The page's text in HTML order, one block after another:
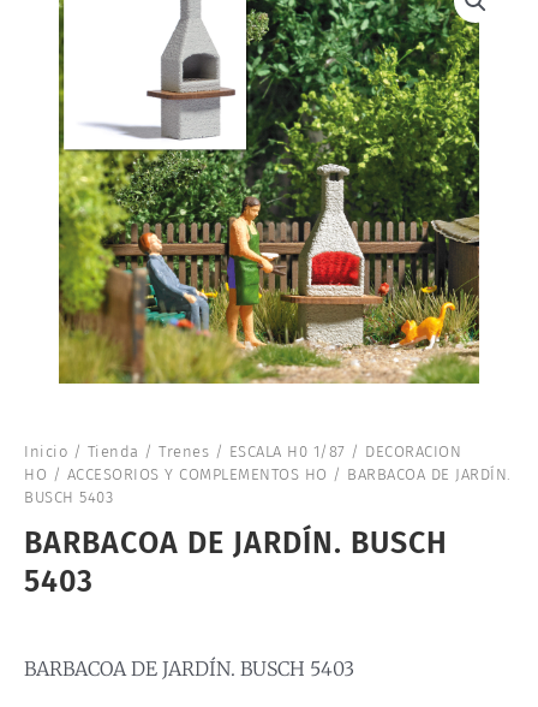
Inicio / Tienda / Trenes / ESCALA H0 1/87 / DECORACION
HO / ACCESORIOS Y COMPLEMENTOS HO / BARBACOA DE JARDÍN.
BUSCH 5403
BARBACOA DE JARDÍN. BUSCH
5403
BARBACOA DE JARDÍN. BUSCH 5403